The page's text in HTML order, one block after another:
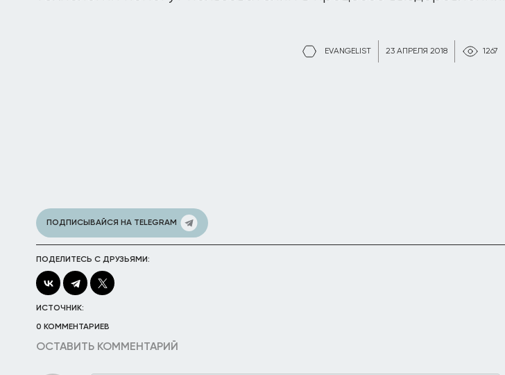
EVANGELIST 23 АПРЕЛЯ 2018 1267
ПОДПИСЫВАЙСЯ НА TELEGRAM
ПОДЕЛИТЕСЬ С ДРУЗЬЯМИ:
ИСТОЧНИК:
0 КОММЕНТАРИЕВ
ОСТАВИТЬ КОММЕНТАРИЙ